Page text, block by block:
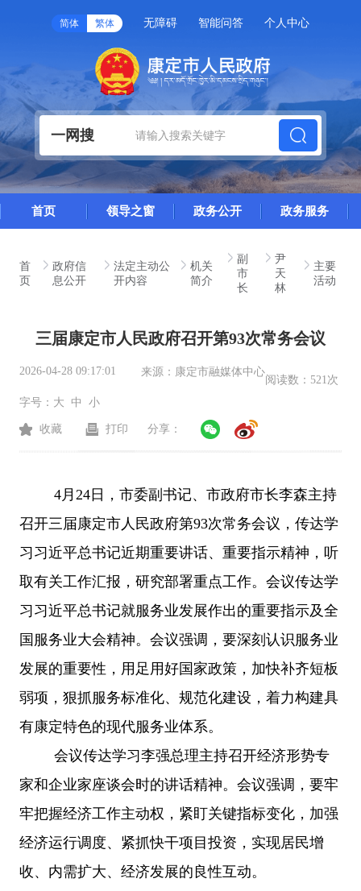
简体 繁体 无障碍 智能问答 个人中心
一网搜
首页 领导之窗 政务公开 政务服务
首
页
政府信
息公开
法定主动公
开内容
机关
简介
副
市
长
尹
天
林
主要
活动
三届康定市人民政府召开第93次常务会议
2026-04-28 09:17:01 来源： 康定市融媒体中心
阅读数： 521次
字号： 大 中 小
收藏 打印 分享：
4月24日，市委副书记、市政府市长李森主持
召开三届康定市人民政府第93次常务会议，传达学
习习近平总书记近期重要讲话、重要指示精神，听
取有关工作汇报，研究部署重点工作。会议传达学
习习近平总书记就服务业发展作出的重要指示及全
国服务业大会精神。会议强调，要深刻认识服务业
发展的重要性，用足用好国家政策，加快补齐短板
弱项，狠抓服务标准化、规范化建设，着力构建具
有康定特色的现代服务业体系。
会议传达学习李强总理主持召开经济形势专
家和企业家座谈会时的讲话精神。会议强调，要牢
牢把握经济工作主动权，紧盯关键指标变化，加强
经济运行调度、紧抓快干项目投资，实现居民增
收、内需扩大、经济发展的良性互动。